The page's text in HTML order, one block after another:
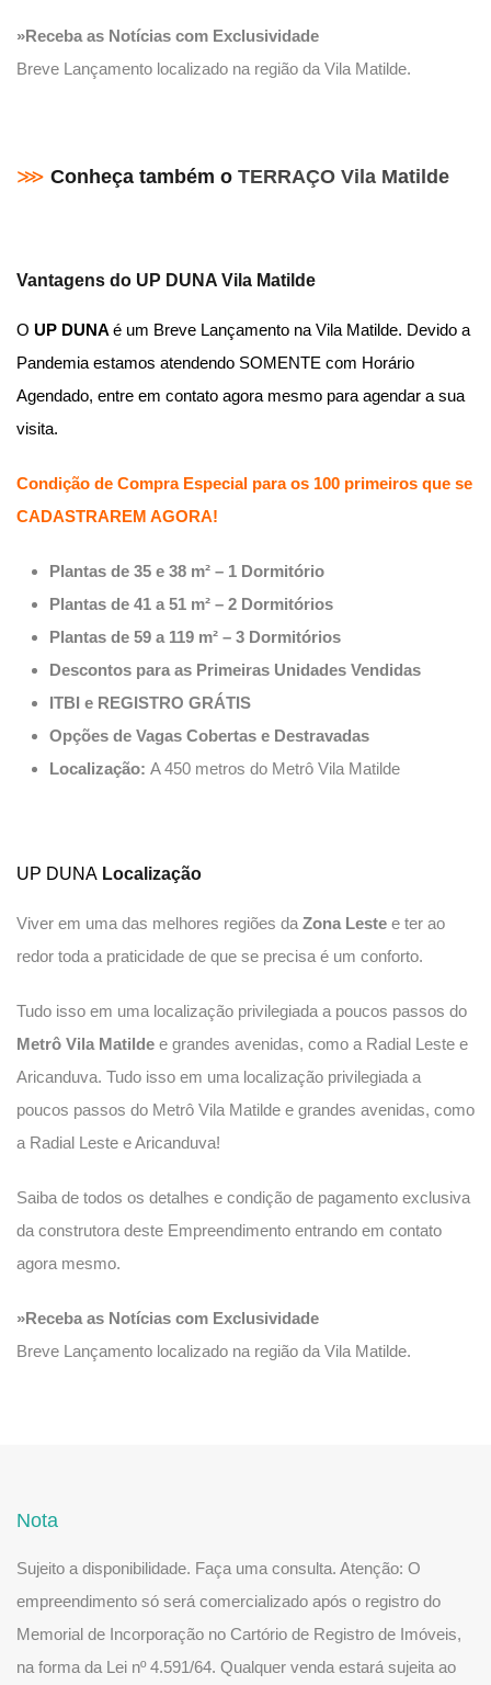
»Receba as Notícias com Exclusividade
Breve Lançamento localizado na região da Vila Matilde.
⋙ Conheça também o TERRAÇO Vila Matilde
Vantagens do UP DUNA Vila Matilde
O UP DUNA é um Breve Lançamento na Vila Matilde. Devido a
Pandemia estamos atendendo SOMENTE com Horário
Agendado, entre em contato agora mesmo para agendar a sua
visita.
Condição de Compra Especial para os 100 primeiros que se
CADASTRAREM AGORA!
Plantas de 35 e 38 m² – 1 Dormitório
Plantas de 41 a 51 m² – 2 Dormitórios
Plantas de 59 a 119 m² – 3 Dormitórios
Descontos para as Primeiras Unidades Vendidas
ITBI e REGISTRO GRÁTIS
Opções de Vagas Cobertas e Destravadas
Localização: A 450 metros do Metrô Vila Matilde
UP DUNA Localização
Viver em uma das melhores regiões da Zona Leste e ter ao
redor toda a praticidade de que se precisa é um conforto.
Tudo isso em uma localização privilegiada a poucos passos do
Metrô Vila Matilde e grandes avenidas, como a Radial Leste e
Aricanduva. Tudo isso em uma localização privilegiada a
poucos passos do Metrô Vila Matilde e grandes avenidas, como
a Radial Leste e Aricanduva!
Saiba de todos os detalhes e condição de pagamento exclusiva
da construtora deste Empreendimento entrando em contato
agora mesmo.
»Receba as Notícias com Exclusividade
Breve Lançamento localizado na região da Vila Matilde.
Nota
Sujeito a disponibilidade. Faça uma consulta. Atenção: O
empreendimento só será comercializado após o registro do
Memorial de Incorporação no Cartório de Registro de Imóveis,
na forma da Lei nº 4.591/64. Qualquer venda estará sujeita ao